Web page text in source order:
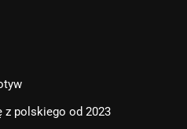
z polskiego od 2023